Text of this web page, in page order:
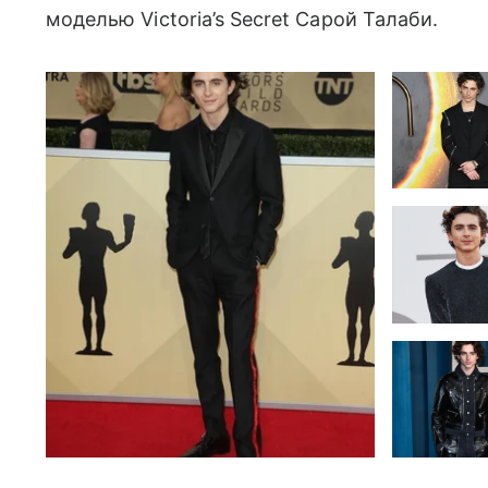
моделью Victoria’s Secret Сарой Талаби.